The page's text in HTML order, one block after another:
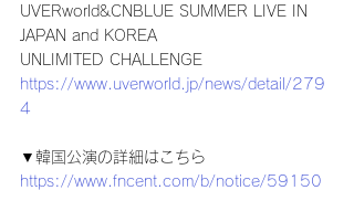
UVERworld&CNBLUE SUMMER LIVE IN
JAPAN and KOREA
UNLIMITED CHALLENGE
https://www.uverworld.jp/news/detail/279
4
▼韓国公演の詳細はこちら
https://www.fncent.com/b/notice/59150